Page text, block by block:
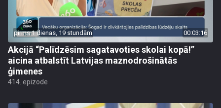
pirms 1 dienas, 19 stundām 00:03:16
Akcijā “Palīdzēsim sagatavoties skolai kopā!”
aicina atbalstīt Latvijas maznodrošinātās
ģimenes
414. epizode